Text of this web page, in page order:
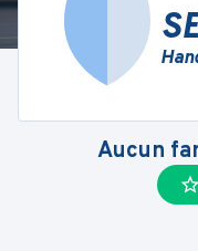
Aucun